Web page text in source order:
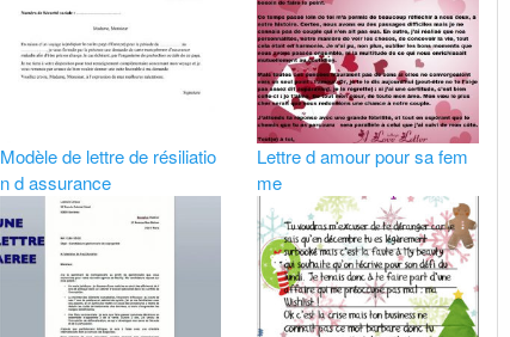
Modèle de lettre de résiliatio
n d assurance
Lettre d amour pour sa fem
me